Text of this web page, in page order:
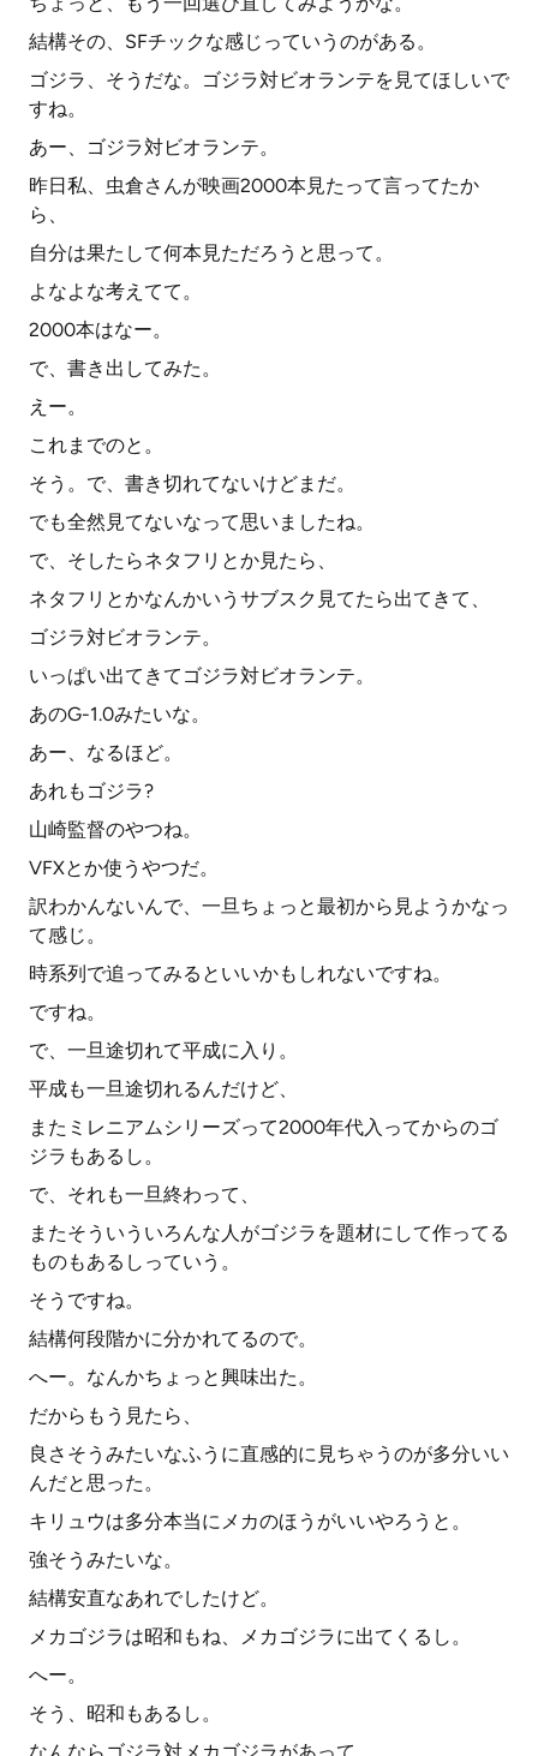
結構その、SFチックな感じっていうのがある。
ゴジラ、そうだな。ゴジラ対ビオランテを見てほしいで
すね。
あー、ゴジラ対ビオランテ。
昨日私、虫倉さんが映画2000本見たって言ってたか
ら、
自分は果たして何本見ただろうと思って。
よなよな考えてて。
2000本はなー。
で、書き出してみた。
えー。
これまでのと。
そう。で、書き切れてないけどまだ。
でも全然見てないなって思いましたね。
で、そしたらネタフリとか見たら、
ネタフリとかなんかいうサブスク見てたら出てきて、
ゴジラ対ビオランテ。
いっぱい出てきてゴジラ対ビオランテ。
あのG-1.0みたいな。
あー、なるほど。
あれもゴジラ?
山崎監督のやつね。
VFXとか使うやつだ。
訳わかんないんで、一旦ちょっと最初から見ようかなっ
て感じ。
時系列で追ってみるといいかもしれないですね。
ですね。
で、一旦途切れて平成に入り。
平成も一旦途切れるんだけど、
またミレニアムシリーズって2000年代入ってからのゴ
ジラもあるし。
で、それも一旦終わって、
またそういういろんな人がゴジラを題材にして作ってる
ものもあるしっていう。
そうですね。
結構何段階かに分かれてるので。
へー。なんかちょっと興味出た。
だからもう見たら、
良さそうみたいなふうに直感的に見ちゃうのが多分いい
んだと思った。
キリュウは多分本当にメカのほうがいいやろうと。
強そうみたいな。
結構安直なあれでしたけど。
メカゴジラは昭和もね、メカゴジラに出てくるし。
へー。
そう、昭和もあるし。